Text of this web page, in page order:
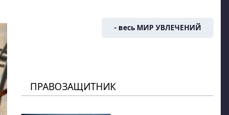
- весь МИР УВЛЕЧЕНИЙ
ПРАВОЗАЩИТНИК